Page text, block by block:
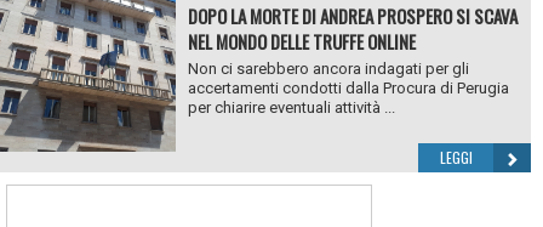
DOPO LA MORTE DI ANDREA PROSPERO SI SCAVA
NEL MONDO DELLE TRUFFE ONLINE
Non ci sarebbero ancora indagati per gli
accertamenti condotti dalla Procura di Perugia
per chiarire eventuali attività ...
LEGGI